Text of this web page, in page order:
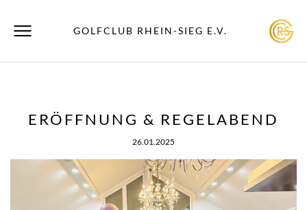
GOLFCLUB RHEIN-SIEG E.V.
ERÖFFNUNG & REGELABEND
26.01.2025